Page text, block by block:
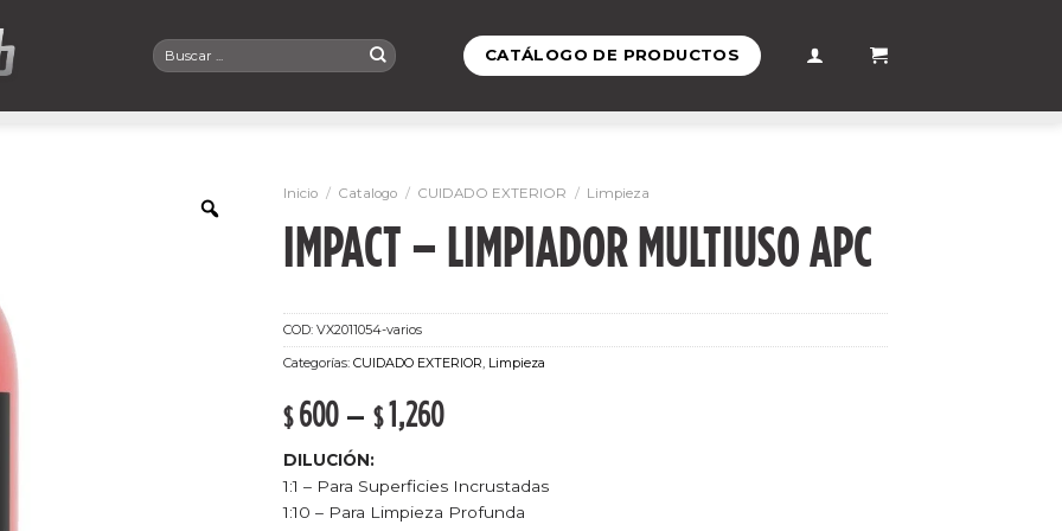
Buscar
por:
CATÁLOGO DE PRODUCTOS
Inicio / Catalogo / CUIDADO EXTERIOR / Limpieza
IMPACT – LIMPIADOR MULTIUSO APC
COD: VX2011054-varios
Categorías: CUIDADO EXTERIOR, Limpieza
$ 600– $ 1,260
DILUCIÓN:
1:1 – Para Superficies Incrustadas
1:10 – Para Limpieza Profunda